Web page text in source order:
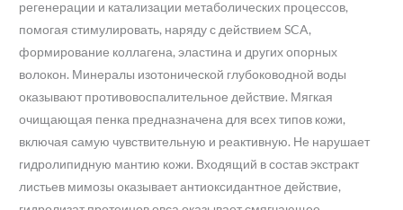
регенерации и катализации метаболических процессов,
помогая стимулировать, наряду с действием SCA,
формирование коллагена, эластина и других опорных
волокон. Минералы изотонической глубоководной воды
оказывают противовоспалительное действие. Мягкая
очищающая пенка предназначена для всех типов кожи,
включая самую чувствительную и реактивную. Не нарушает
гидролипидную мантию кожи. Входящий в состав экстракт
листьев мимозы оказывает антиоксидантное действие,